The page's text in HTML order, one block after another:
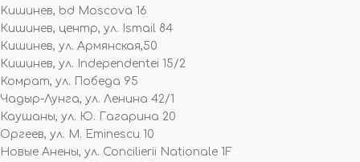
Кишинев, bd Moscova 16
Кишинев, центр, ул. Ismail 84
Кишинев, ул. Армянская,50
Кишинев, ул. Independentei 15/2
Комрат, ул. Победа 95
Чадыр-Лунга, ул. Ленина 42/1
Каушаны, ул. Ю. Гагарина 20
Оргеев, ул. M. Eminescu 10
Новые Анены, ул. Concilierii Nationale 1F